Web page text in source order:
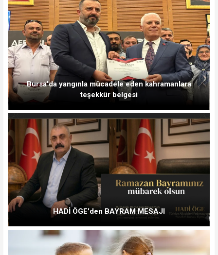
Bursa'da yangınla mücadele eden kahramanlara
teşekkür belgesi
HADİ ÖGE'den BAYRAM MESAJI